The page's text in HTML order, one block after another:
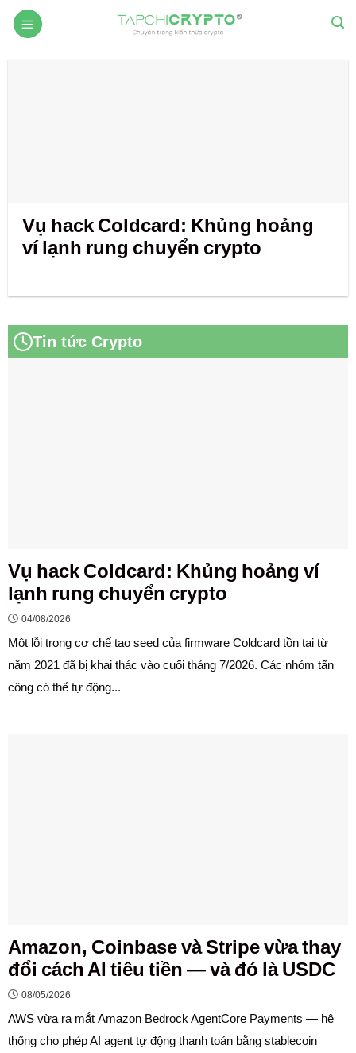
Skip
Vụ hack Coldcard: Khủng hoảng
ví lạnh rung chuyển crypto
Tin tức Crypto
Vụ hack Coldcard: Khủng hoảng ví
lạnh rung chuyển crypto
04/08/2026
Một lỗi trong cơ chế tạo seed của firmware Coldcard tồn tại từ
năm 2021 đã bị khai thác vào cuối tháng 7/2026. Các nhóm tấn
công có thể tự động...
Amazon, Coinbase và Stripe vừa thay
đổi cách AI tiêu tiền — và đó là USDC
08/05/2026
AWS vừa ra mắt Amazon Bedrock AgentCore Payments — hệ
thống cho phép AI agent tự động thanh toán bằng stablecoin